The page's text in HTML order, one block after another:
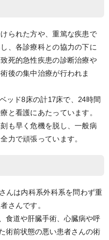
られた方や、重篤な疾患で
、各診療科との協力の下に
死的急性疾患の診断治療や
後の集中治療が行われま
ッド8床の計17床で、24時間
と看護にあたっています。
も早く危機を脱し、一般病
力で頑張っています。
んは内科系外科系を問わず重
さんです。
食道や肝臓手術、心臓病や呼
術前状態の悪い患者さんの術